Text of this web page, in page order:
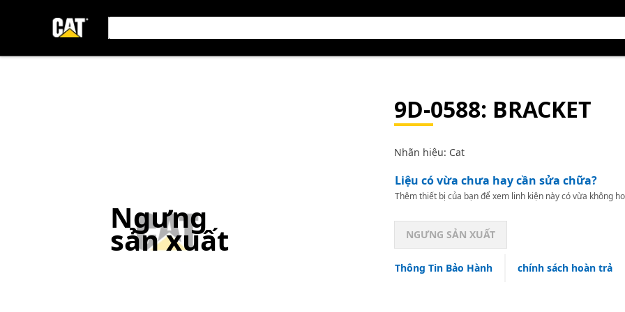
Ngưng
sản xuất
9D-0588: BRACKET
Nhãn hiệu: Cat
Liệu có vừa chưa hay cần sửa chữa?
Thêm thiết bị của bạn để xem linh kiện này có vừa không
NGƯNG SẢN XUẤT
Thông Tin Bảo Hành chính sách hoàn trả